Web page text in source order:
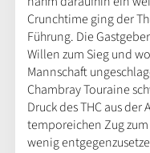
Crunchtime ging der
Führung. Die
Willen zum Sieg und
Mannschaft
Chambray Touraine
Druck des THC aus
temporeichen Zug
wenig